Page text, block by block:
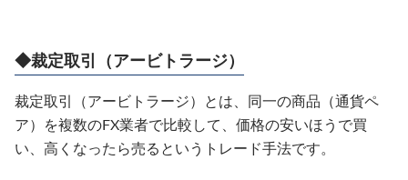
◆裁定取引（アービトラージ）
裁定取引（アービトラージ）とは、同一の商品（通貨ペ
ア）を複数のFX業者で比較して、価格の安いほうで買
い、高くなったら売るというトレード手法です。